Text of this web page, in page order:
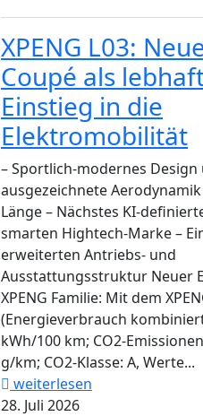
XPENG L03:
Coupé als
Einstieg in die
Elektromobilität
– Sportlich-modernes Design
ausgezeichnete
Länge – Nächstes KI-
smarten Hightech-Marke –
erweiterten Antriebs- und
Ausstattungsstruktur Neuer
XPENG Familie: Mit dem
(Energieverbrauch
kWh/100 km; CO2-
g/km; CO2-Klasse: A, Werte...
weiterlesen
28. Juli 2026